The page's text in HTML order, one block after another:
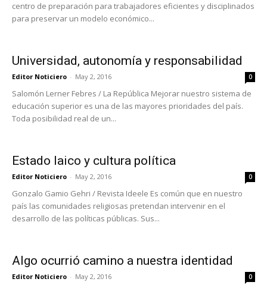
centro de preparación para trabajadores eficientes y disciplinados
para preservar un modelo económico...
Universidad, autonomía y responsabilidad
Editor Noticiero - May 2, 2016 0
Salomón Lerner Febres / La República Mejorar nuestro sistema de
educación superior es una de las mayores prioridades del país.
Toda posibilidad real de un...
Estado laico y cultura política
Editor Noticiero - May 2, 2016 0
Gonzalo Gamio Gehri / Revista Ideele Es común que en nuestro
país las comunidades religiosas pretendan intervenir en el
desarrollo de las políticas públicas. Sus...
Algo ocurrió camino a nuestra identidad
Editor Noticiero - May 2, 2016 0